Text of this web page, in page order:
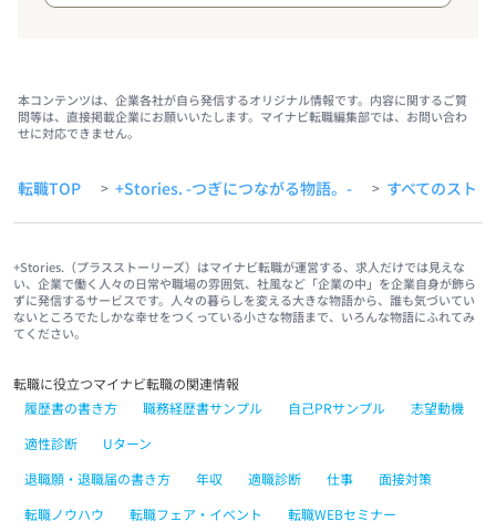
本コンテンツは、企業各社が自ら発信するオリジナル情報です。内容に関するご質
問等は、直接掲載企業にお願いいたします。マイナビ転職編集部では、お問い合わ
せに対応できません。
転職TOP > +Stories. -つぎにつながる物語。- > すべてのスト
+Stories.（プラスストーリーズ）はマイナビ転職が運営する、求人だけでは見えな
い、企業で働く人々の日常や職場の雰囲気、社風など「企業の中」を企業自身が飾ら
ずに発信するサービスです。人々の暮らしを変える大きな物語から、誰も気づいてい
ないところでたしかな幸せをつくっている小さな物語まで、いろんな物語にふれてみ
てください。
転職に役立つマイナビ転職の関連情報
履歴書の書き方
職務経歴書サンプル 自己PRサンプル
志望動機
適性診断
Uターン
退職願・退職届の書き方
年収 適職診断 仕事
面接対策
転職ノウハウ
転職フェア・イベント 転職WEBセミナー